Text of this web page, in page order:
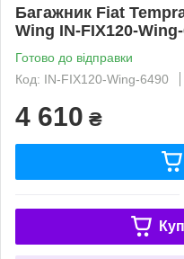
Багажник Fiat
Wing IN-FIX120-
Готово до відправки
Код: IN-FIX120-Wing-6490
4 610 ₴